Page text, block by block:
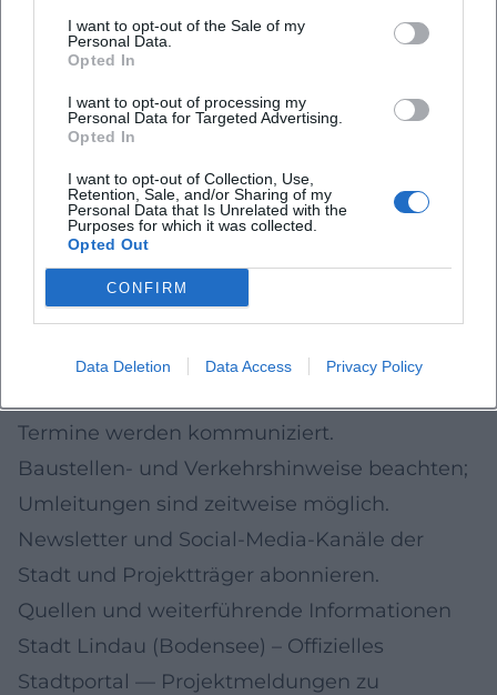
I want to opt-out of the Sale of my
Personal Data.
Opted In
I want to opt-out of processing my
Personal Data for Targeted Advertising.
Opted In
I want to opt-out of Collection, Use,
Retention, Sale, and/or Sharing of my
Personal Data that Is Unrelated with the
Purposes for which it was collected.
Opted Out
CONFIRM
Data Deletion Data Access Privacy Policy
entlasten.
Attraktiver Stadteingang für Gäste – und
mehr Optionen, vor Ort zu bleiben und zu
verweilen.
Praxistipps: So bleiben Sie auf dem
Laufenden
Projektseiten und Meldungen der Stadt
Lindau verfolgen (Stadtentwicklung,
Bauleitplanung, Mobilität).
Öffentliche Beteiligungs- und
Termine werden kommuniziert.
Baustellen- und Verkehrshinweise beachten;
Umleitungen sind zeitweise möglich.
Newsletter und Social-Media-Kanäle der
Stadt und Projektträger abonnieren.
Quellen und weiterführende Informationen
Stadt Lindau (Bodensee) – Offizielles
Stadtportal — Projektmeldungen zu